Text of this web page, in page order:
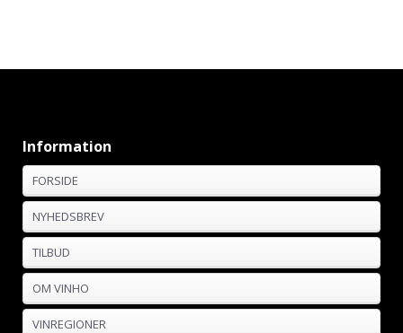
Information
FORSIDE
NYHEDSBREV
TILBUD
OM VINHO
VINREGIONER